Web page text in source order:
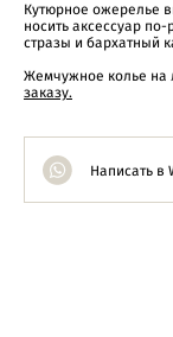
Кутюрное ожерелье
носить аксессуар
стразы и бархатный
Жемчужное колье на
заказу.
Написать в